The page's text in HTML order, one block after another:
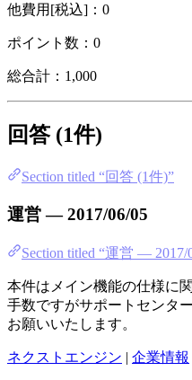
他費用[税込]：0
ポイント数：0
総合計：1,000
回答 (1件)
Section titled “回答 (1件)”
運営 — 2017/06/05
Section titled “運営 — 2017/
本件はメイン機能の仕様に
手数ですがサポートセンタ
お願いいたします。
ネクストエンジン | 企業情報